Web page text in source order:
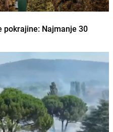
pokrajine: Najmanje 30